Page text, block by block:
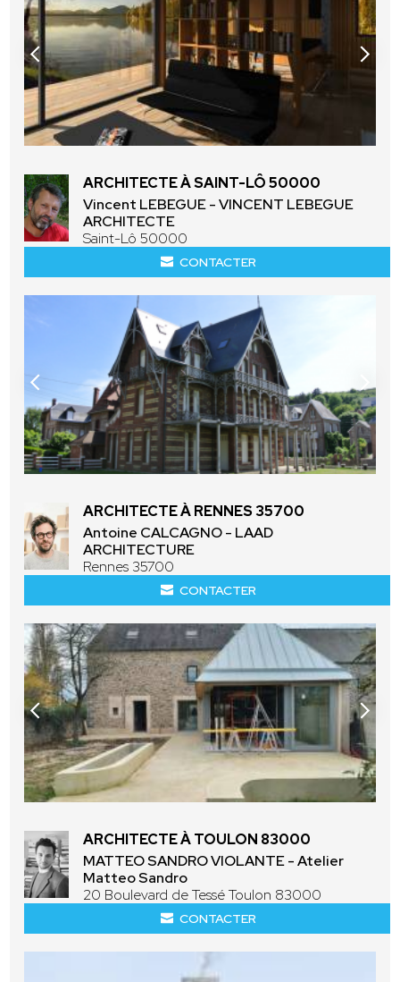
ARCHITECTE À SAINT-LÔ 50000
Vincent LEBEGUE - VINCENT LEBEGUE
ARCHITECTE
Saint-Lô 50000
CONTACTER
ARCHITECTE À RENNES 35700
Antoine CALCAGNO - LAAD
ARCHITECTURE
Rennes 35700
CONTACTER
ARCHITECTE À TOULON 83000
MATTEO SANDRO VIOLANTE - Atelier
Matteo Sandro
20 Boulevard de Tessé Toulon 83000
CONTACTER